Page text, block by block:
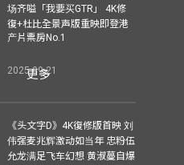
场齐嗌「我要买GTR」 4K修
復+杜比全景声版重映即登港
产片票房No.1
2025-09-21
更多
《头文字D》4K復修版首映 刘
伟强麦兆辉激动如当年 忠粉伍
允龙满足飞车幻想 黄淑蔓自爆